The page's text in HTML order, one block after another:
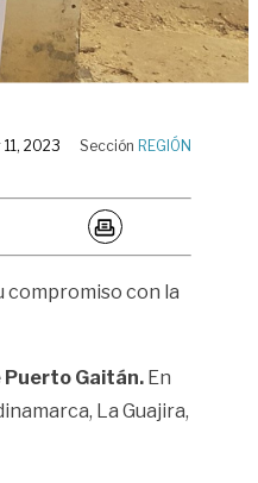
2023 Sección REGIÓN
compromiso con la
Puerto Gaitán. En
La Guajira,